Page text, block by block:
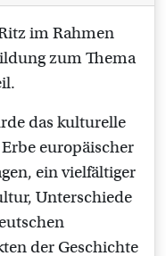
im Rahmen
zum Thema
das kulturelle
europäischer
ein vielfältiger
Unterschiede
der Geschichte